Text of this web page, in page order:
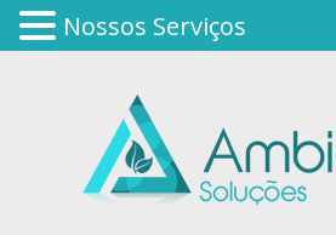
Nossos Serviços